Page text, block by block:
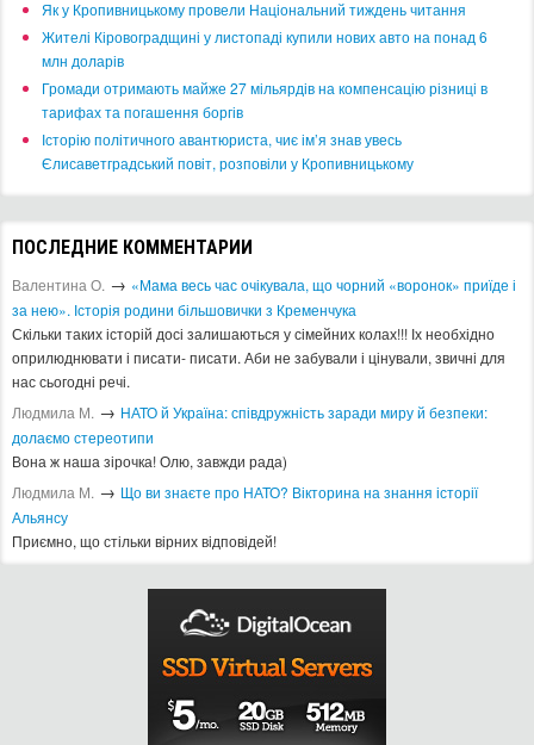
​Як у Кропивницькому провели Національний тиждень читання
​Жителі Кіровоградщині у листопаді купили нових авто на понад 6
млн доларів
​Громади отримають майже 27 мільярдів на компенсацію різниці в
тарифах та погашення боргів
Історію політичного авантюриста, чиє ім’я знав увесь
Єлисаветградський повіт, розповіли у Кропивницькому
ПОСЛЕДНИЕ КОММЕНТАРИИ
Валентина О. → «Мама весь час очікувала, що чорний «воронок» приїде і
за нею». Історія родини більшовички з Кременчука
Скільки таких історій досі залишаються у сімейних колах!!! Іх необхідно
оприлюднювати і писати- писати. Аби не забували і цінували, звичні для
нас сьогодні речі.
Людмила М. → ​НАТО й Україна: співдружність заради миру й безпеки:
долаємо стереотипи
Вона ж наша зірочка! Олю, завжди рада)
Людмила М. → Що ви знаєте про НАТО? Вікторина на знання історії
Альянсу ​
Приємно, що стільки вірних відповідей!